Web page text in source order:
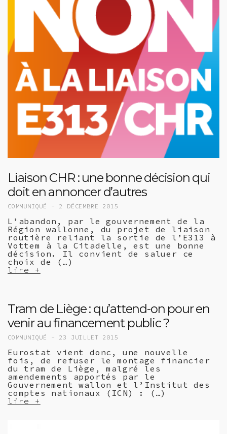
Liaison CHR : une bonne décision qui
doit en annoncer d’autres
COMMUNIQUÉ - 2 DÉCEMBRE 2015
L’abandon, par le gouvernement de la
Région wallonne, du projet de liaison
routière reliant la sortie de l’E313 à
Vottem à la Citadelle, est une bonne
décision. Il convient de saluer ce
choix de (…)
lire +
Tram de Liège : qu’attend-on pour en
venir au financement public ?
COMMUNIQUÉ - 23 JUILLET 2015
Eurostat vient donc, une nouvelle
fois, de refuser le montage financier
du tram de Liège, malgré les
amendements apportés par le
Gouvernement wallon et l’Institut des
comptes nationaux (ICN) : (…)
lire +